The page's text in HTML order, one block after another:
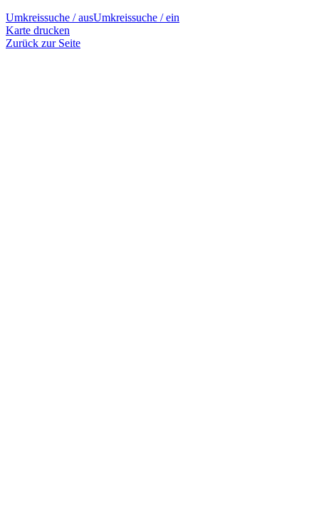
Umkreissuche / ausUmkreissuche / ein
Karte drucken
Zurück zur Seite